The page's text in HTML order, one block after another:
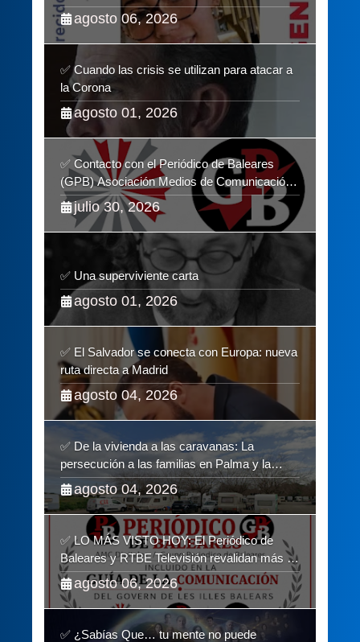
agosto 06, 2026
✅ Cuando las crisis se utilizan para atacar a
la Corona
agosto 01, 2026
✅ Contacto con el Periódico de Baleares
(GPB) Asociación Medios de Comunicación
Digitales
julio 30, 2026
✅ Una superviviente carta
agosto 01, 2026
✅ El Salvador se conecta con Europa: nueva
ruta directa a Madrid
agosto 04, 2026
✅ De la vivienda a las caravanas: La
persecución a las familias en Palma y la
complicidad de un fracaso heredado
agosto 04, 2026
✅ LO MÁS VISTO HOY: El Periódico de
Baleares y RTBE Televisión revalidan más de
cinco años en la Guía de la Comunicación del
Govern de les Illes Balears
agosto 06, 2026
✅ ¿Sabías Que… tu mente no puede